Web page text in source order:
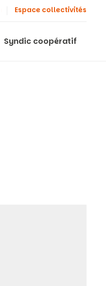
Espace collectivités
Syndic coopératif